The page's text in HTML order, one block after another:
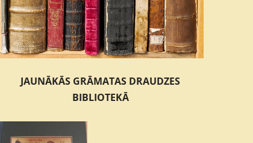
JAUNĀKĀS GRĀMATAS DRAUDZES
BIBLIOTEKĀ